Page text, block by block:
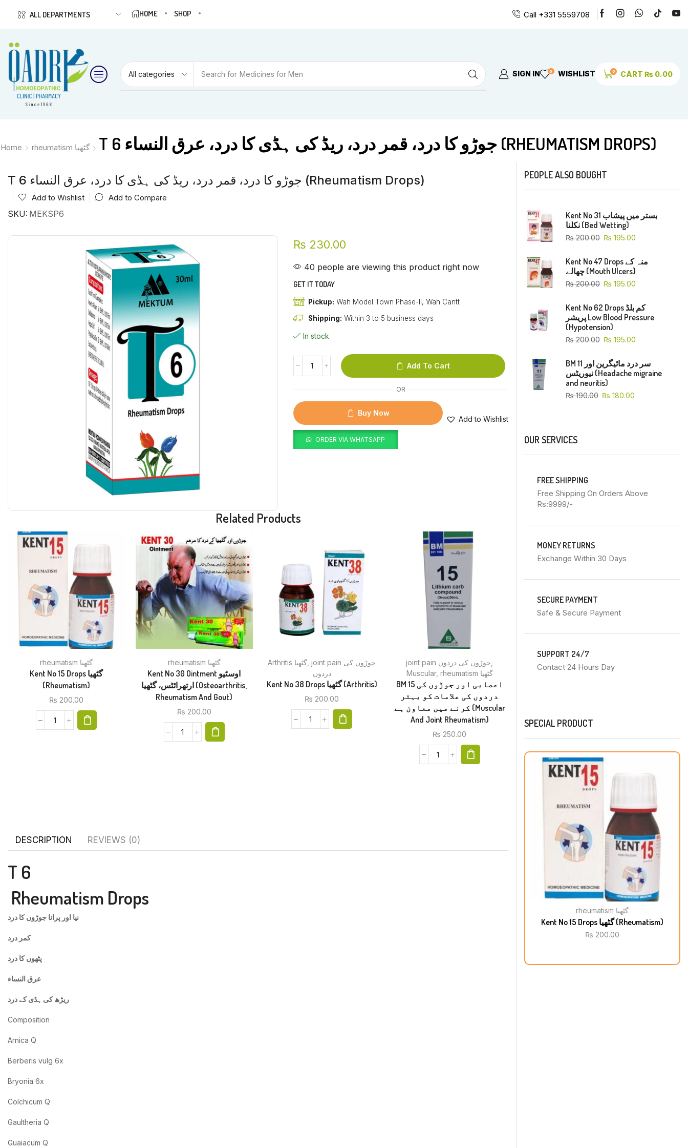
ALL DEPARTMENTS HOME SHOP Call +331 5559708
Search for Medicines for Women SIGN IN 0 WISHLIST 0 CART ₨ 0.00
Home rheumatism گٹھیا T 6 جوڑو کا درد، قمر درد، ریڈ کی ہڈی کا درد، عرق النساء (RHEUMATISM DROPS)
T 6 جوڑو کا درد، قمر درد، ریڈ کی ہڈی کا درد، عرق النساء (Rheumatism Drops)
Add to Wishlist Add to Compare
SKU: MEKSP6
₨ 230.00
40 people are viewing this product right now
GET IT TODAY
Pickup: Wah Model Town Phase-II, Wah Cantt
Shipping: Within 3 to 5 business days
In stock
Add To Cart
OR
Buy Now
Add to Wishlist
ORDER VIA WHATSAPP
Related Products
rheumatism گٹھیا
Kent No 15 Drops گٹھیا
(Rheumatism)
₨ 200.00
rheumatism گٹھیا
Kent No 30 Ointment اوسٹیو
ارتھرائٹس، گٹھیا (Osteoarthritis,
Rheumatism And Gout)
₨ 200.00
Arthritis گٹھیا ,joint pain جوڑوں کی
دردوں
Kent No 38 Drops گٹھیا (Arthritis)
₨ 200.00
joint pain جوڑوں کی دردوں
Muscular, rheumatism گٹھیا
BM 15 اعصابی اور جوڑوں کی
دردوں کی علامات کو بہتر
کرنے میں معاون ہے (Muscular
And Joint Rheumatism)
₨ 250.00
Uric Acid یورک ایسڈ
T 46 Arthritis Uric Acid
DESCRIPTION REVIEWS (0)
T 6
Rheumatism Drops
نیا اور پرانا جوڑوں کا درد
کمر درد
پٹھوں کا درد
عرق النساء
ریڑھ کی ہڈی کے درد
Composition
Arnica Q
Berberis vulg 6x
Bryonia 6x
Colchicum Q
Gaultheria Q
Guaiacum Q
PEOPLE ALSO BOUGHT
Kent No 31 بستر میں پیشاب
نکلنا (Bed Wetting)
₨200.00 ₨ 195.00
Kent No 47 Drops منہ کے
چھالے (Mouth Ulcers)
₨200.00 ₨ 195.00
Kent No 62 Drops کم بلڈ
پریشر Low Blood Pressure
(Hypotension)
₨200.00 ₨ 195.00
BM 11 سر درد مائیگرین اور
نیوریٹس (Headache migraine
and neuritis)
₨190.00 ₨ 180.00
OUR SERVICES
FREE SHIPPING
Free Shipping On Orders Above
Rs:9999/-
MONEY RETURNS
Exchange Within 30 Days
SECURE PAYMENT
Safe & Secure Payment
SUPPORT 24/7
Contact 24 Hours Day
SPECIAL PRODUCT
rheumatism گٹھیا
Kent No 15 Drops گٹھیا (Rheumatism)
₨ 200.00